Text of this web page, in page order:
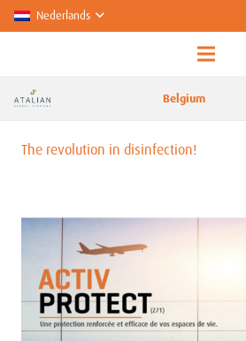
Nederlands
Belgium
The revolution in disinfection!